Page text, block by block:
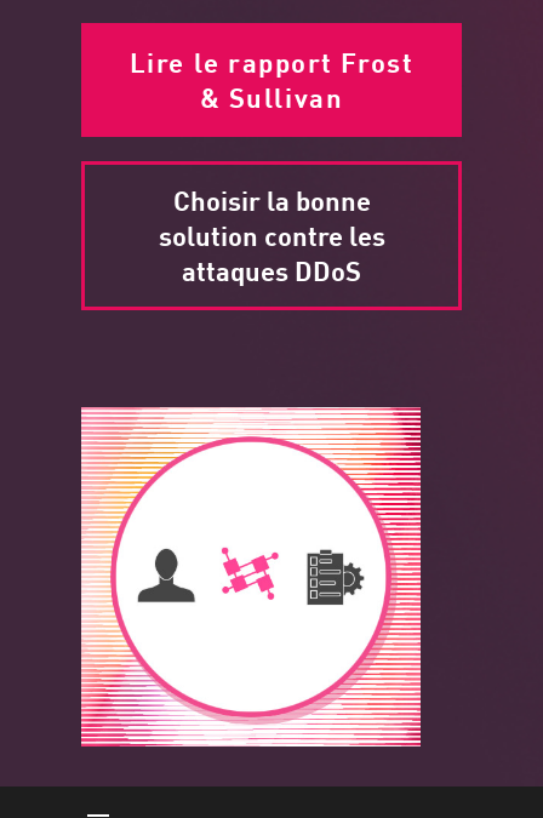
Lire le rapport Frost
& Sullivan
Choisir la bonne
solution contre les
attaques DDoS